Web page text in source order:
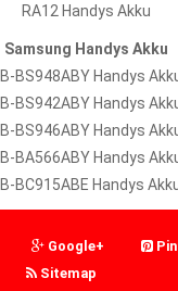
RA12 Handys Akku
Samsung Handys Akku
BS948ABY Handys
BS942ABY Handys
BS946ABY Handys
BA566ABY Handys
BC915ABE Handys
Google+
Sitemap